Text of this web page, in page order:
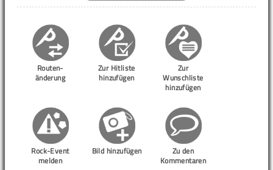
Routen-
änderung
Zur Hitliste
hinzufügen
Zur
Wunschliste
hinzufügen
Rock-Event
melden
Bild hinzufügen
Zu den
Kommentaren